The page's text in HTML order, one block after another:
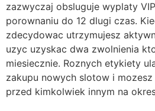
zazwyczaj obsluguje wyplaty
porownaniu do 12 dlugi czas.
zdecydowac utrzymujesz
uzyc uzyskac dwa zwolnienia
miesiecznie. Roznych etykiety
zakupu nowych slotow i
przed kimkolwiek innym na